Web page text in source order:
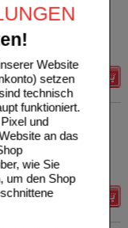
Website
setzen
technisch
funktioniert.
und
an das
wie Sie
um den Shop
*
Details
*
53,80 €
Details